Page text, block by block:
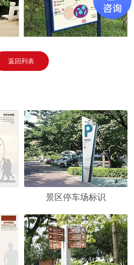
返回列表
景区停车场标识